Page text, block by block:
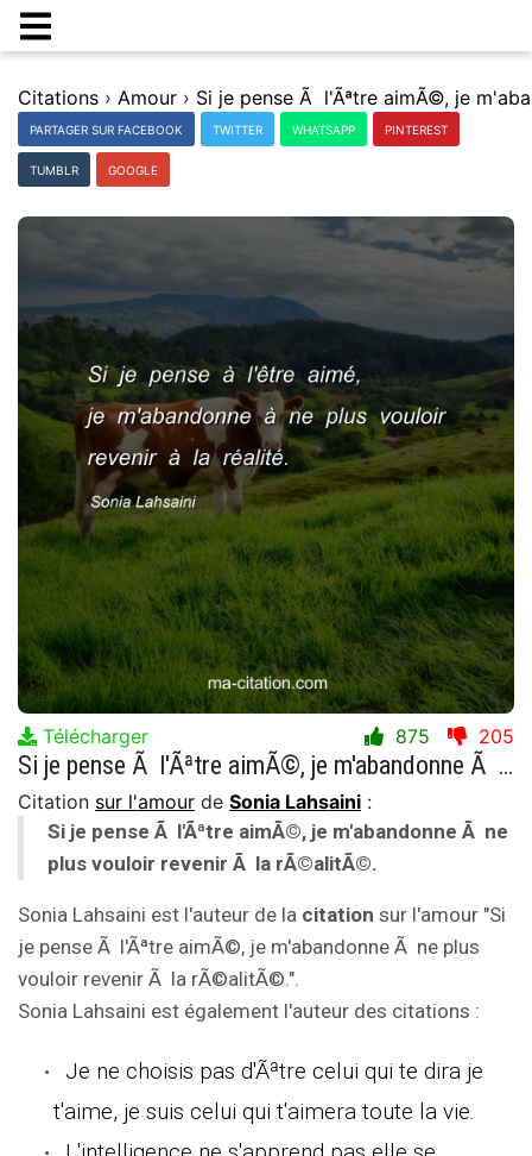
Citations › Amour ›
PARTAGER SUR FACEBOOK TWITTER WHATSAPP PINTEREST
TUMBLR GOOGLE
Télécharger 875 205
Si je pense Ã l'Ãªtre aimÃ©, je m'abandonne Ã ne plus vouloir revenir Ã la rÃ©alitÃ©.
Citation sur l'amour de Sonia Lahsaini :
Si je pense Ã l'Ãªtre aimÃ©, je m'abandonne Ã ne
plus vouloir revenir Ã la rÃ©alitÃ©.
Sonia Lahsaini est l'auteur de la citation sur l'amour "Si
je pense Ã l'Ãªtre aimÃ©, je m'abandonne Ã ne plus
vouloir revenir Ã la rÃ©alitÃ©.".
Sonia Lahsaini est également l'auteur des citations :
Je ne choisis pas d'Ãªtre celui qui te dira je
t'aime, je suis celui qui t'aimera toute la vie.